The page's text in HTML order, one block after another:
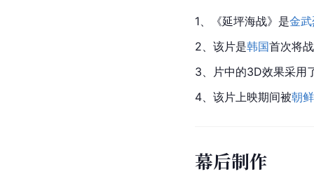
1、《延坪海战》是金
2、该片是韩国首次将
3、片中的3D效果采用
4、该片上映期间被朝鲜
幕后制作